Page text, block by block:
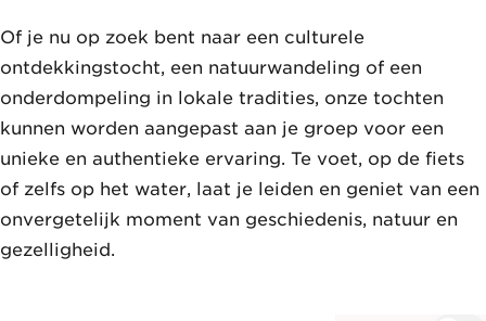
Of je nu op zoek bent naar een culturele
ontdekkingstocht, een natuurwandeling of een
onderdompeling in lokale tradities, onze tochten
kunnen worden aangepast aan je groep voor een
unieke en authentieke ervaring. Te voet, op de fiets
of zelfs op het water, laat je leiden en geniet van een
onvergetelijk moment van geschiedenis, natuur en
gezelligheid.